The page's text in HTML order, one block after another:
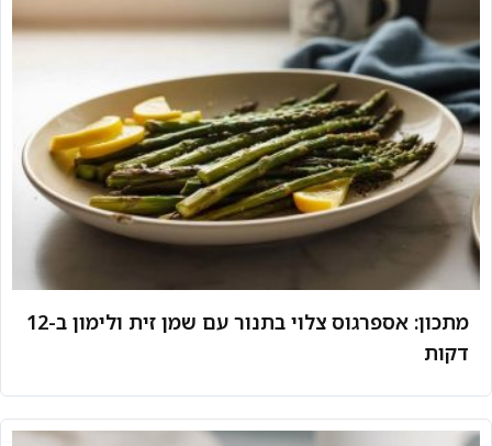
מתכון: אספרגוס צלוי בתנור עם שמן זית ולימון ב-12
דקות